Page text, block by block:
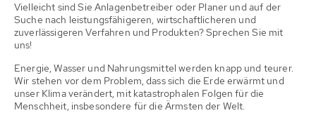
Vielleicht sind Sie Anlagenbetreiber oder Planer und auf der
Suche nach leistungsfähigeren, wirtschaftlicheren und
zuverlässigeren Verfahren und Produkten? Sprechen Sie mit
uns!
Energie, Wasser und Nahrungsmittel werden knapp und teurer.
Wir stehen vor dem Problem, dass sich die Erde erwärmt und
unser Klima verändert, mit katastrophalen Folgen für die
Menschheit, insbesondere für die Ärmsten der Welt.